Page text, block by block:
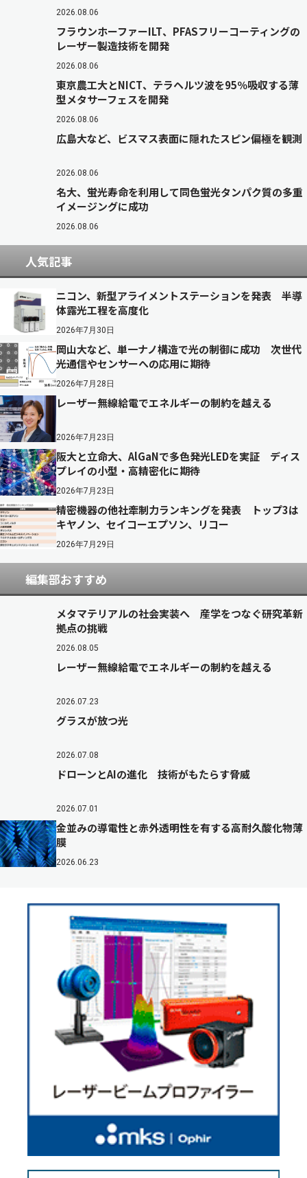
2026.08.06
フラウンホーファーILT、PFASフリーコーティングの
レーザー製造技術を開発
2026.08.06
東京農工大とNICT、テラヘルツ波を95％吸収する薄
型メタサーフェスを開発
2026.08.06
広島大など、ビスマス表面に隠れたスピン偏極を観測
2026.08.06
名大、蛍光寿命を利用して同色蛍光タンパク質の多重
イメージングに成功
2026.08.06
人気記事
ニコン、新型アライメントステーションを発表 半導
体露光工程を高度化
2026年7月30日
岡山大など、単一ナノ構造で光の制御に成功 次世代
光通信やセンサーへの応用に期待
2026年7月28日
レーザー無線給電でエネルギーの制約を越える
2026年7月23日
阪大と立命大、AlGaNで多色発光LEDを実証 ディス
プレイの小型・高精密化に期待
2026年7月23日
精密機器の他社牽制力ランキングを発表 トップ3は
キヤノン、セイコーエプソン、リコー
2026年7月29日
編集部おすすめ
メタマテリアルの社会実装へ 産学をつなぐ研究革新
拠点の挑戦
2026.08.05
レーザー無線給電でエネルギーの制約を越える
2026.07.23
グラスが放つ光
2026.07.08
ドローンとAIの進化 技術がもたらす脅威
2026.07.01
金並みの導電性と赤外透明性を有する高耐久酸化物薄
膜
2026.06.23